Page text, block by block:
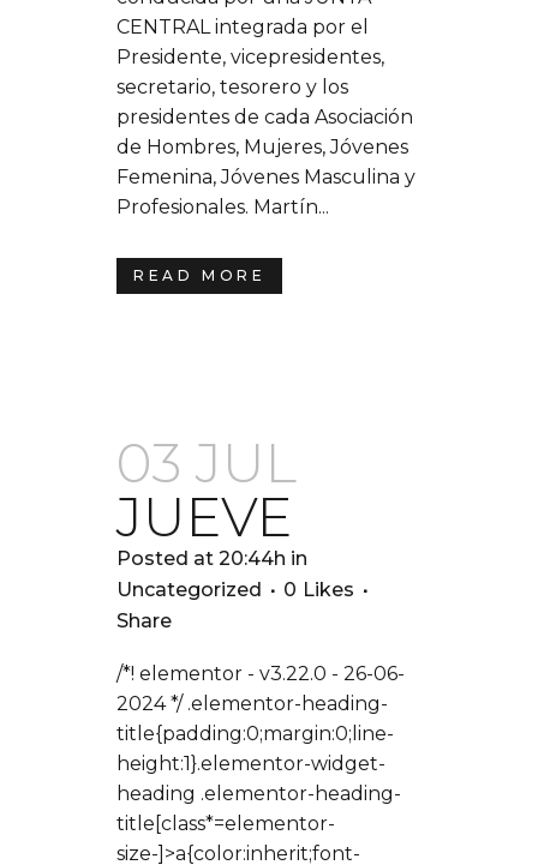
CENTRAL integrada por el
Presidente, vicepresidentes,
secretario, tesorero y los
presidentes de cada Asociación
de Hombres, Mujeres, Jóvenes
Femenina, Jóvenes Masculina y
Profesionales. Martín...
READ MORE
03 JUL
JUEVE
Posted at 20:44h in
Uncategorized
0 Likes
Share
/*! elementor - v3.22.0 - 26-06-
2024 */ .elementor-heading-
title{padding:0;margin:0;line-
height:1}.elementor-widget-
heading .elementor-heading-
title[class*=elementor-
size-]>a{color:inherit;font-